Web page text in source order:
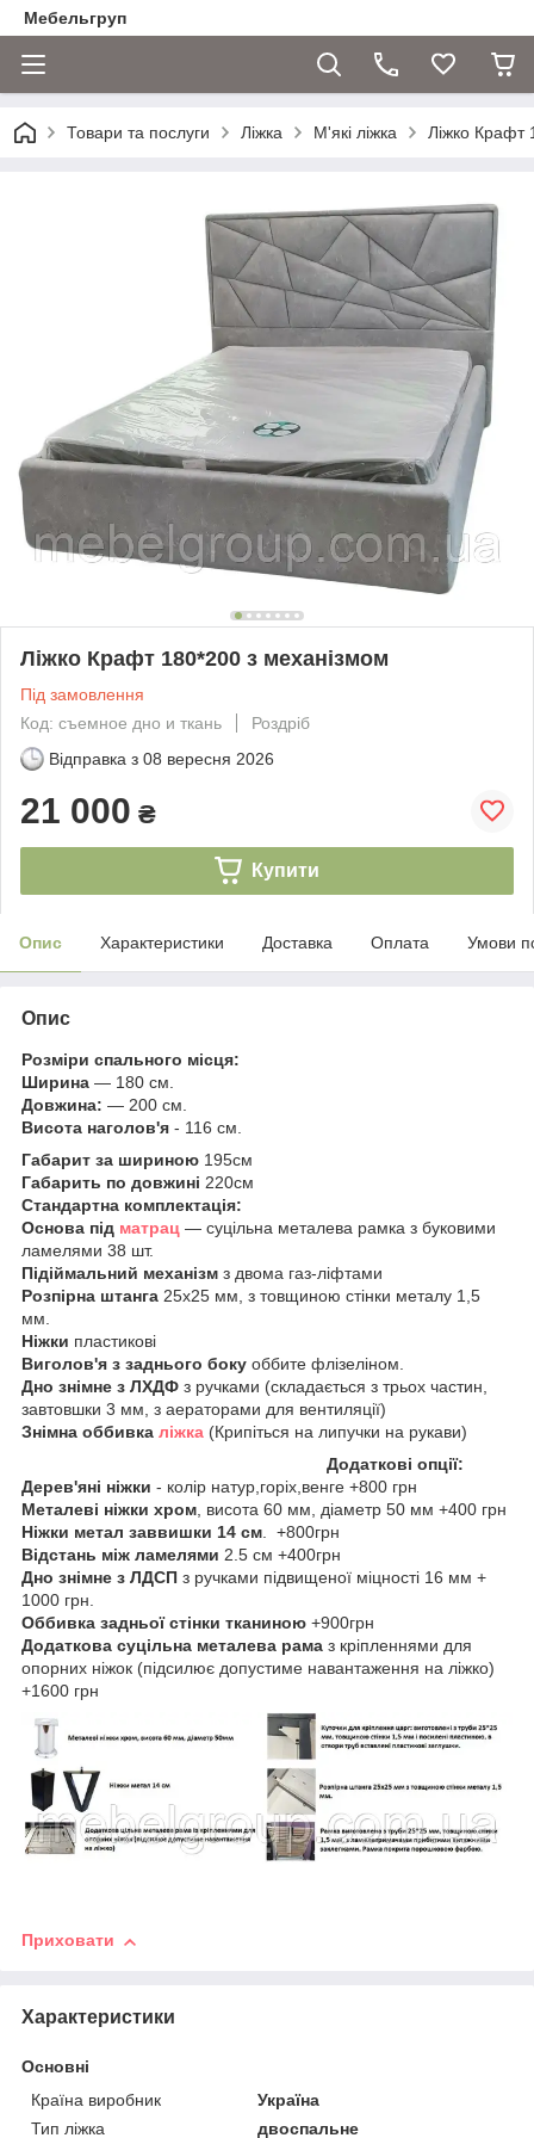
Мебельгруп
Товари та послуги Ліжка М'які ліжка Ліжко Крафт
Ліжко Крафт 180*200 з механізмом
Під замовлення
Код: съемное дно и ткань
Роздріб
Відправка з 08 вересня 2026
21 000 ₴
Купити
Опис Характеристики Доставка Оплата Умови
Опис
Розміри спального місця:
Ширина — 180 см.
Довжина: — 200 см.
Висота наголов'я - 116 см.
Габарит за шириною 195см
Габарить по довжині 220см
Стандартна комплектація:
Основа під матрац — суцільна металева рамка з буковими
ламелями 38 шт.
Підіймальний механізм з двома газ-ліфтами
Розпірна штанга 25х25 мм, з товщиною стінки металу 1,5
мм.
Ніжки пластикові
Виголов'я з заднього боку оббите флізеліном.
Дно знімне з ЛХДФ з ручками (складається з трьох частин,
завтовшки 3 мм, з аераторами для вентиляції)
Знімна оббивка ліжка (Крипіться на липучки на рукави)
Додаткові опції:
Дерев'яні ніжки - колір натур,горіх,венге +800 грн
Металеві ніжки хром , висота 60 мм, діаметр 50 мм +400 грн
Ніжки метал заввишки 14 см . +800грн
Відстань між ламелями 2.5 см +400грн
Дно знімне з ЛДСП з ручками підвищеної міцності 16 мм +
1000 грн.
Оббивка задньої стінки тканиною +900грн
Додаткова суцільна металева рама з кріпленнями для
опорних ніжок (підсилює допустиме навантаження на ліжко)
+1600 грн
Приховати
Характеристики
Основні
Країна виробник
Україна
Тип ліжка
двоспальне